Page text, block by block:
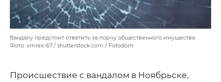
Вандалу предстоит ответить за порчу общественного имущества.
Фото: xmrex-67 / shutterstock.com / Fotodom
Происшествие с вандалом в Ноябрьске,